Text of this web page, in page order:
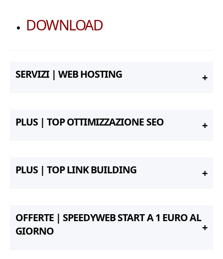
DOWNLOAD
SERVIZI | WEB HOSTING
PLUS | TOP OTTIMIZZAZIONE SEO
PLUS | TOP LINK BUILDING
OFFERTE | SPEEDYWEB START A 1 EURO AL
GIORNO